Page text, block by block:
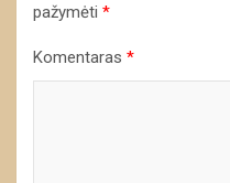
pažymėti *
Komentaras *